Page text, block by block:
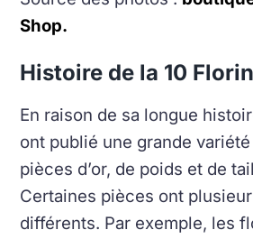
Shop.
Histoire de la 10
En raison de sa longue
ont publié une grande
pièces d’or, de poids et de
Certaines pièces ont
différents. Par exemple, les